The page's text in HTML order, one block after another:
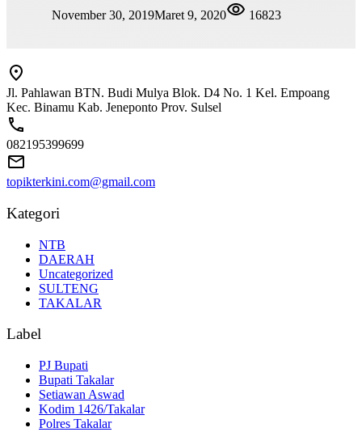
November 30, 2019Maret 9, 2020 16823
Jl. Pahlawan BTN. Budi Mulya Blok. D4 No. 1 Kel. Empoang
Kec. Binamu Kab. Jeneponto Prov. Sulsel
082195399699
topikterkini.com@gmail.com
Kategori
NTB
DAERAH
Uncategorized
SULTENG
TAKALAR
Label
PJ Bupati
Bupati Takalar
Setiawan Aswad
Kodim 1426/Takalar
Polres Takalar